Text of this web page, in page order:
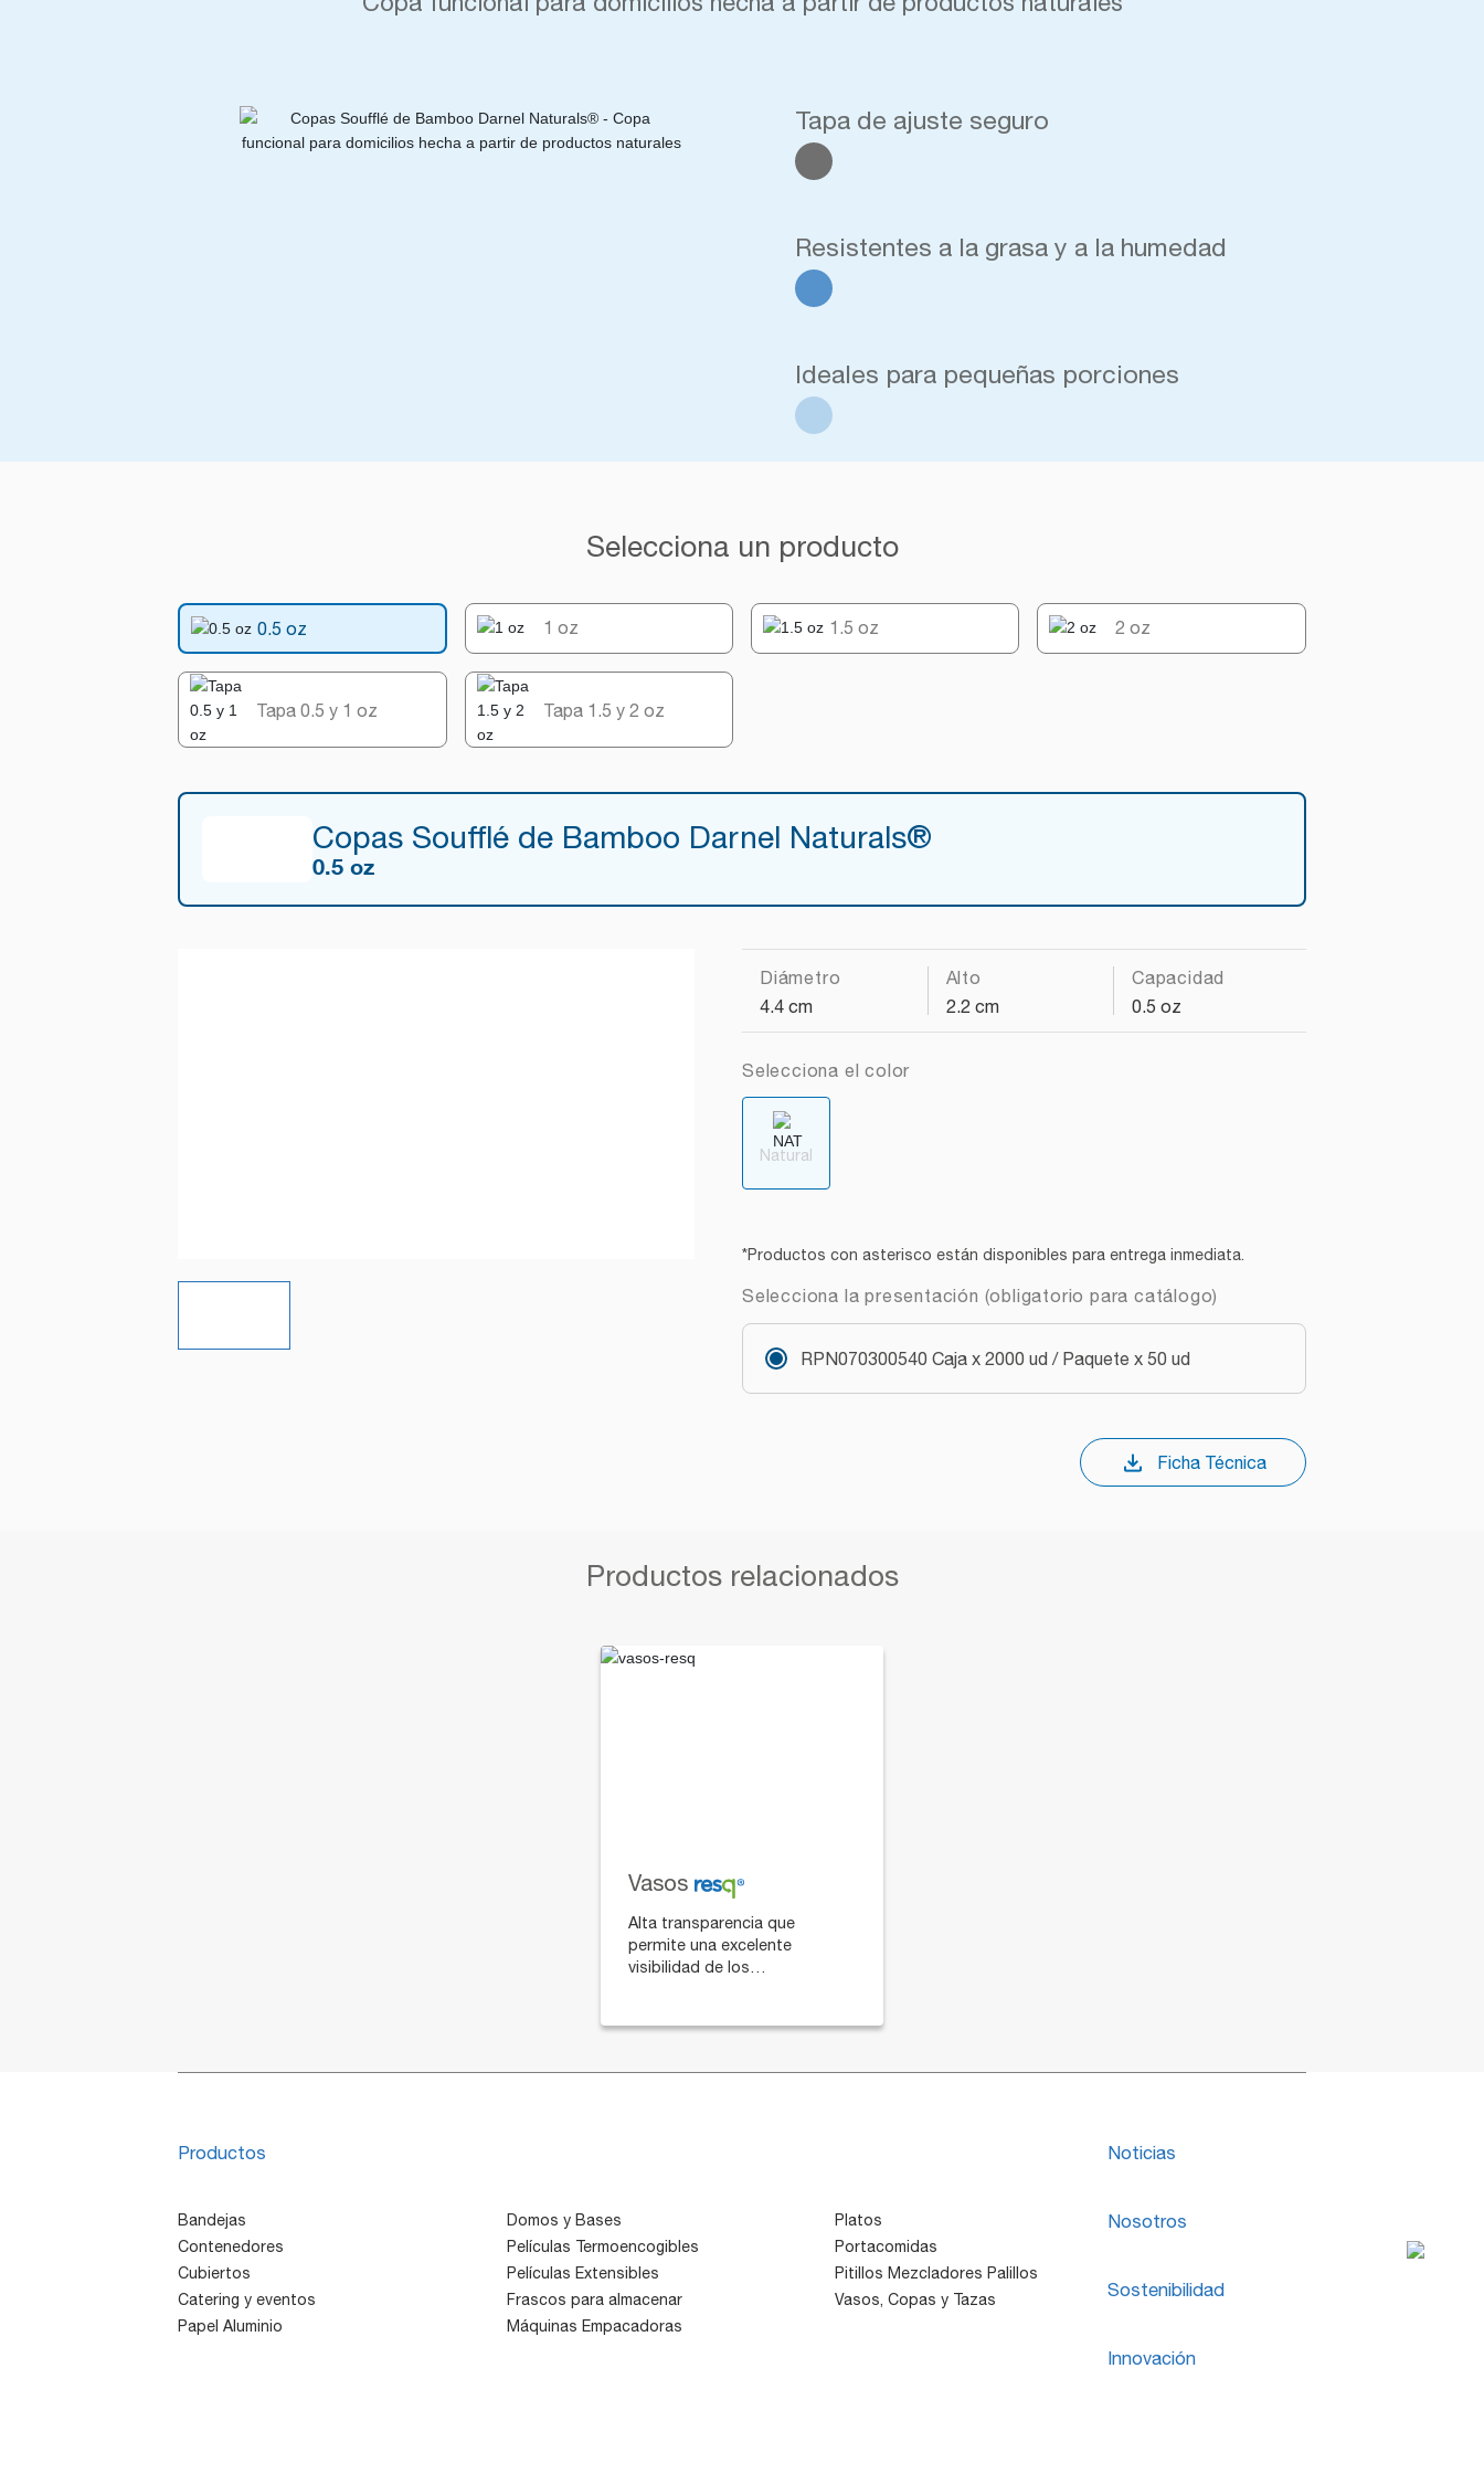
Tapa de ajuste seguro
Resistentes a la grasa y a la humedad
Ideales para pequeñas porciones
Selecciona un producto
0.5 oz 1 oz 1.5 oz 2 oz
Tapa 0.5 y 1 oz Tapa 1.5 y 2 oz
Copas Soufflé de Bamboo Darnel Naturals®
0.5 oz
Diámetro
4.4 cm
Alto
2.2 cm
Capacidad
0.5 oz
Selecciona el color
Natural
*Productos con asterisco están disponibles para entrega inmediata.
Selecciona la presentación (obligatorio para catálogo)
RPN070300540 Caja x 2000 ud / Paquete x 50 ud
Ficha Técnica
Productos relacionados
Vasos
Alta transparencia que
permite una excelente
visibilidad de los
con o sin perforación para
Productos
Bandejas
Contenedores
Cubiertos
Catering y eventos
Papel Aluminio
Domos y Bases
Películas Termoencogibles
Películas Extensibles
Frascos para almacenar
Máquinas Empacadoras
Platos
Portacomidas
Pitillos Mezcladores Palillos
Vasos, Copas y Tazas
Noticias
Nosotros
Sostenibilidad
Innovación